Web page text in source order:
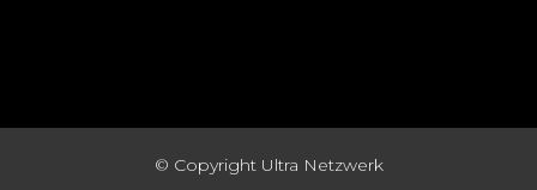
© CopyrightUltra Netzwerk